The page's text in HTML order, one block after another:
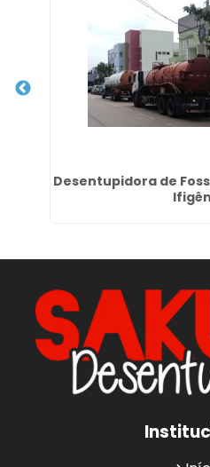
Desentupidora de